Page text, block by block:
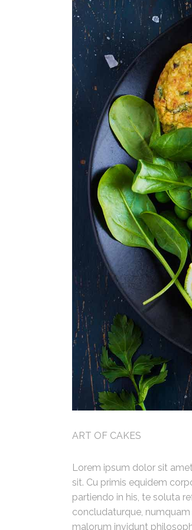
ART OF CAKES
Lorem ipsum dolor sit
sit. Cu primis equidem
partiendo in his, te soluta
concludaturque,
malorum invidunt